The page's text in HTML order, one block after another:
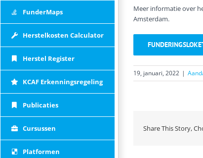
FunderMaps
Herstelkosten Calculator
Herstel Register
KCAF Erkenningsregeling
Publicaties
Cursussen
Platformen
Meer informatie over
Amsterdam.
19, januari, 2022 |
Share This Story,